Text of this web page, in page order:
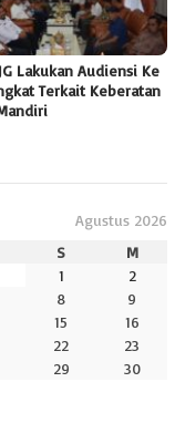
Lakukan Audiensi Ke
Terkait Keberatan
Agustus 2026
S
M
1
2
8
9
15
16
22
23
29
30